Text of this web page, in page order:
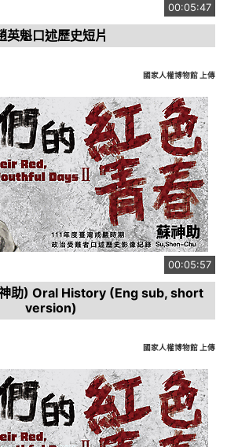
00:05:47
英魁口述歷史短片
國家人權博物館 上傳
00:05:57
助) Oral History (Eng sub, short
version)
國家人權博物館 上傳